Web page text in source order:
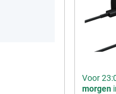
Voor
morgen